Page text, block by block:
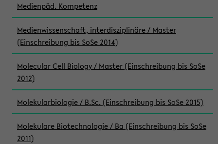
Medienpäd. Kompetenz
Medienwissenschaft, interdisziplinäre / Master
(Einschreibung bis SoSe 2014)
Molecular Cell Biology / Master (Einschreibung bis SoSe
2012)
Molekularbiologie / B.Sc. (Einschreibung bis SoSe 2015)
Molekulare Biotechnologie / Ba (Einschreibung bis SoSe
2011)